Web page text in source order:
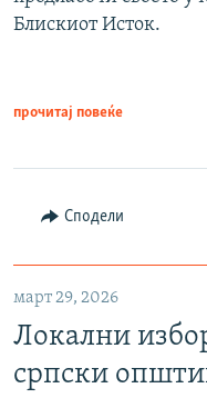
Блискиот Исток.
прочитај повеќе
Сподели
март 29, 2026
Локални
српски